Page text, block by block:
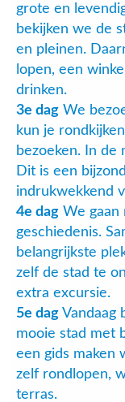
grote en
bekijken we de
en pleinen.
lopen, een
drinken.
3e dag We
kun je
bezoeken. In de
Dit is een
indrukwekkend
4e dag We gaan
geschiedenis.
belangrijkste
zelf de stad te
extra excursie.
5e dag Vandaag
mooie stad met
een gids maken
zelf rondlopen,
terras.